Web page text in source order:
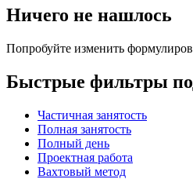
Ничего не нашлось
Попробуйте изменить
Быстрые фильтры
Частичная занятость
Полная занятость
Полный день
Проектная работа
Вахтовый метод